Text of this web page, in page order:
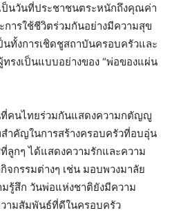
ป็นวันที่ประชาชนตระหนักถึงคุณค่า
ารใช้ชีวิตร่วมกันอย่างมีความสุข
ทั้งการเชิดชูสถาบันครอบครัวและ
รงเป็นแบบอย่างของ “พ่อของแผ่น
ที่คนไทยร่วมกันแสดงความกตัญญู
คัญในการสร้างครอบครัวที่อบอุ่น
ลูกๆ ได้แสดงความรักและความ
จกรรมต่างๆ เช่น มอบพวงมาลัย
รู้สึก วันพ่อแห่งชาติยังมีความ
ามสัมพันธ์ที่ดีในครอบครัว